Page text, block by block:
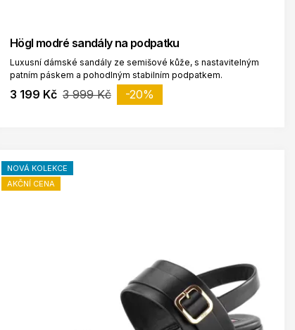
Högl modré sandály na podpatku
Luxusní dámské sandály ze semišové kůže, s nastavitelným
patním páskem a pohodlným stabilním podpatkem.
3 199 Kč 3 999 Kč -20%
NOVÁ KOLEKCE
AKČNÍ CENA